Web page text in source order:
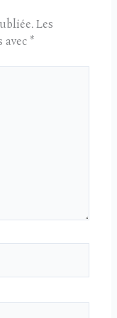
Les
avec*